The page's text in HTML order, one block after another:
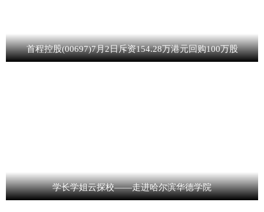
首程控股(00697)7月2日斥资154.28万港元回购100万股
学长学姐云探校——走进哈尔滨华德学院